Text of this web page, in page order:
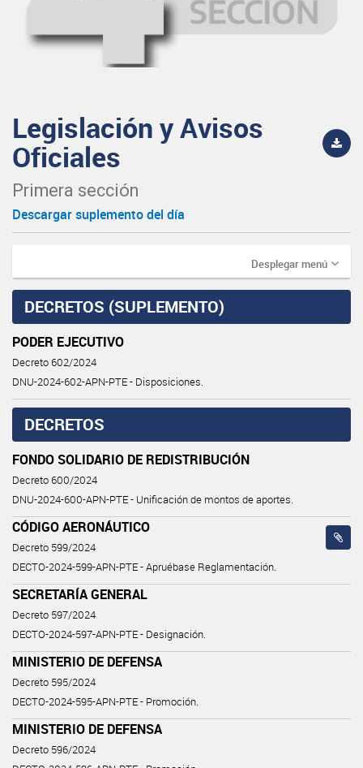
Legislación y Avisos
Oficiales
Primera sección
Descargar suplemento del día
Desplegar menú
DECRETOS (SUPLEMENTO)
PODER EJECUTIVO
Decreto 602/2024
DNU-2024-602-APN-PTE - Disposiciones.
DECRETOS
FONDO SOLIDARIO DE REDISTRIBUCIÓN
Decreto 600/2024
DNU-2024-600-APN-PTE - Unificación de montos de aportes.
CÓDIGO AERONÁUTICO
Decreto 599/2024
DECTO-2024-599-APN-PTE - Apruébase Reglamentación.
SECRETARÍA GENERAL
Decreto 597/2024
DECTO-2024-597-APN-PTE - Designación.
MINISTERIO DE DEFENSA
Decreto 595/2024
DECTO-2024-595-APN-PTE - Promoción.
MINISTERIO DE DEFENSA
Decreto 596/2024